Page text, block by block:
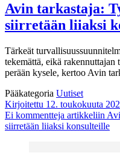
Avin tarkastaja:
siirretään liiaksi
Tärkeät
tekemättä, eikä
perään kysele, kertoo Avin
Pääkategoria Uutiset
Kirjoitettu 12. toukokuuta
Ei kommentteja artikkeliin
siirretään liiaksi konsulteille